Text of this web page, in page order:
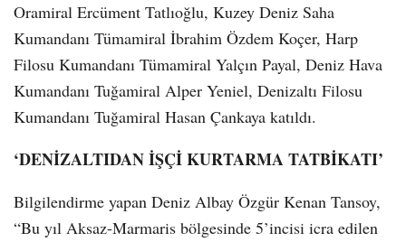
Oramiral Ercüment Tatlıoğlu, Kuzey Deniz Saha
Kumandanı Tümamiral İbrahim Özdem Koçer, Harp
Filosu Kumandanı Tümamiral Yalçın Payal, Deniz Hava
Kumandanı Tuğamiral Alper Yeniel, Denizaltı Filosu
Kumandanı Tuğamiral Hasan Çankaya katıldı.
‘DENİZALTIDAN İŞÇİ KURTARMA TATBİKATI’
Bilgilendirme yapan Deniz Albay Özgür Kenan Tansoy,
“Bu yıl Aksaz-Marmaris bölgesinde 5’incisi icra edilen